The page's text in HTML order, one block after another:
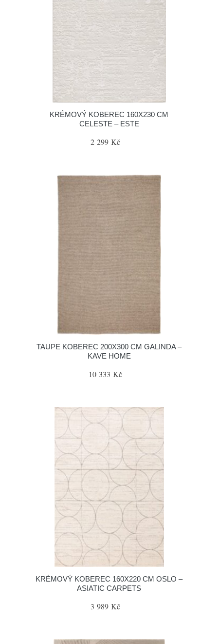
KRÉMOVÝ KOBEREC 160X230 CM
CELESTE – ESTE
2 299 Kč
TAUPE KOBEREC 200X300 CM GALINDA –
KAVE HOME
10 333 Kč
KRÉMOVÝ KOBEREC 160X220 CM OSLO –
ASIATIC CARPETS
3 989 Kč